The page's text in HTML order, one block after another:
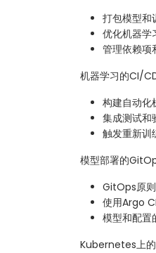
打包模型和
优化机器学
管理依赖项
机器学习的CI/
构建自动化
集成测试和
触发重新训
模型部署的
GitOps原
使用Argo
模型和配置
Kubernetes上